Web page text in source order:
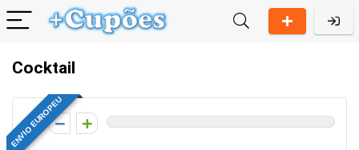
Cocktail
ENVIO EUROPEU
0